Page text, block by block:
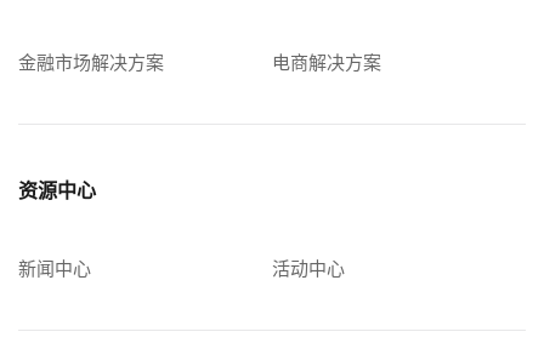
金融市场解决方案 电商解决方案
资源中心
新闻中心 活动中心